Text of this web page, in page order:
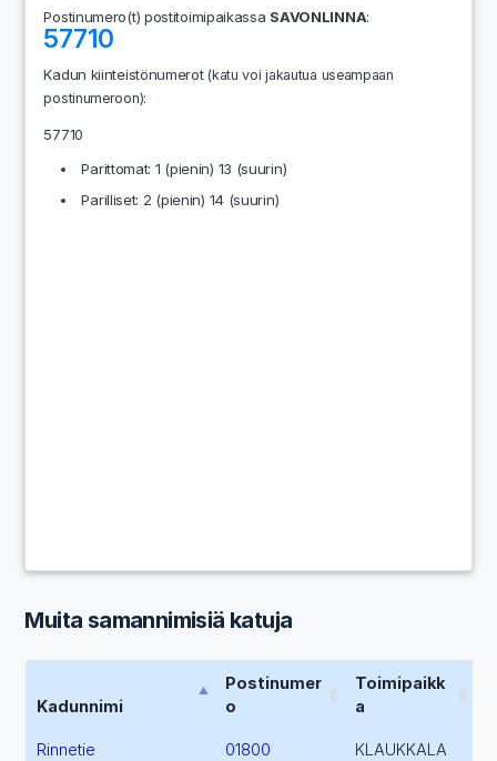
Postinumero(t) postitoimipaikassa SAVONLINNA:
57710
Kadun kiinteistönumerot(katu voi jakautua useampaan
postinumeroon):
57710
Parittomat: 1 (pienin) 13 (suurin)
Parilliset: 2 (pienin) 14 (suurin)
Muita samannimisiä katuja
Kadunnimi
Postinumer
o
Toimipaikk
a
Rinnetie 01800 KLAUKKALA